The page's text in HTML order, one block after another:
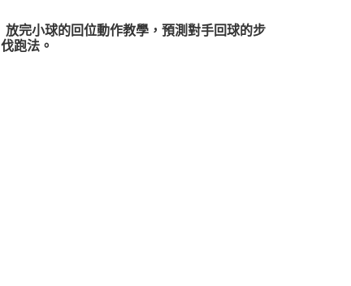
放完小球的回位動作教學，預測對手回球的步
伐跑法。